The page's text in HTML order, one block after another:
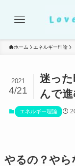
ホーム エネルギー理論
迷っ
んで
2021
4/21
エネルギー理論
やるの？やら